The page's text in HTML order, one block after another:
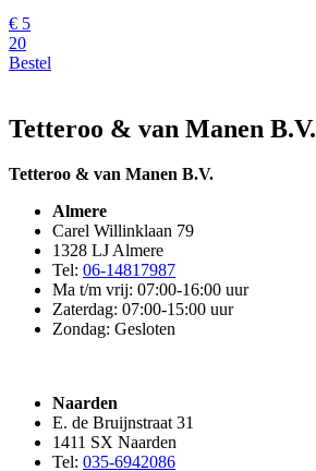
€ 5
20
Bestel
Tetteroo & van Manen B.V.
Tetteroo & van Manen B.V.
Almere
Carel Willinklaan 79
1328 LJ Almere
Tel: 06-14817987
Ma t/m vrij: 07:00-16:00 uur
Zaterdag: 07:00-15:00 uur
Zondag: Gesloten
Naarden
E. de Bruijnstraat 31
1411 SX Naarden
Tel: 035-6942086